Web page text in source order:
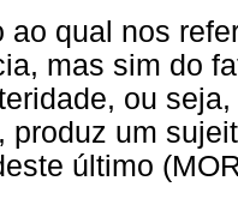
ao qual nos
mas sim do
ou
produz um
último